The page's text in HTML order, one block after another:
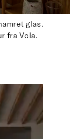
glas.
fra Vola.